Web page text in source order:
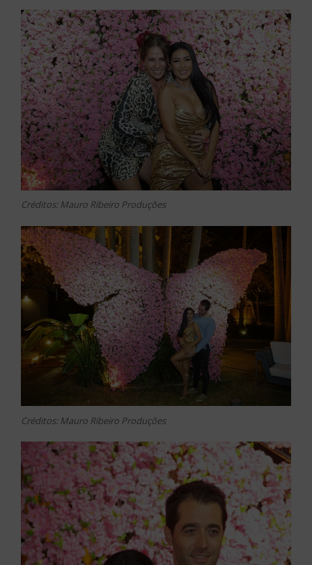
Créditos: Mauro Ribeiro Produções
Créditos: Mauro Ribeiro Produções